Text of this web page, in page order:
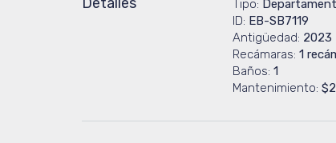
Tipo:
ID: EB-SB7119
Antigüedad: 2023
Recámaras: 1
Baños: 1
Mantenimiento: